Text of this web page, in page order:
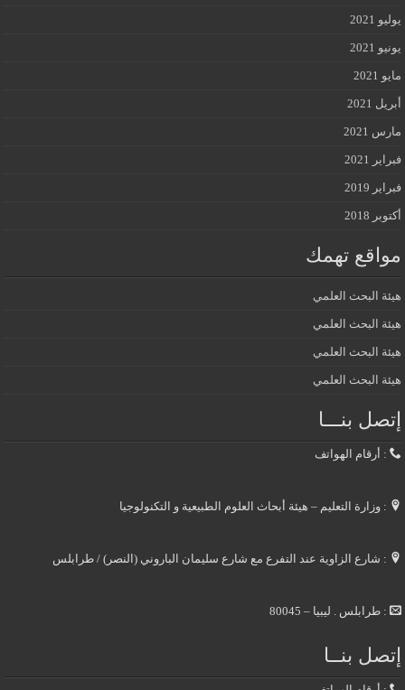
يوليو 2021
يونيو 2021
مايو 2021
أبريل 2021
مارس 2021
فبراير 2021
فبراير 2019
أكتوبر 2018
مواقع تهمك
هيئة البحث العلمي
هيئة البحث العلمي
هيئة البحث العلمي
هيئة البحث العلمي
إتصل بنـــا
: أرقام الهواتف
: وزارة التعليم – هيئة أبحاث العلوم الطبيعية و التكنولوجيا
: شارع الزاوية عند التفرع مع شارع سليمان الباروني (النصر) / طرابلس
: طرابلس . ليبيا – 80045
إتصل بنــا